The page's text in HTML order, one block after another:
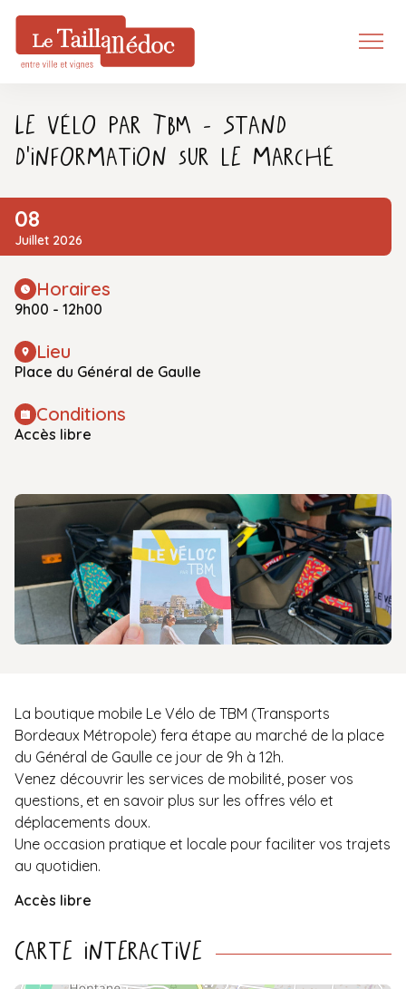
Le Vélo par TBM - Stand
d'information sur le marché
08
Juillet 2026
Horaires
9h00 - 12h00
Lieu
Place du Général de Gaulle
Conditions
Accès libre
La boutique mobile Le Vélo de TBM (Transports
Bordeaux Métropole) fera étape au marché de la place
du Général de Gaulle ce jour de 9h à 12h.
Venez découvrir les services de mobilité, poser vos
questions, et en savoir plus sur les offres vélo et
déplacements doux.
Une occasion pratique et locale pour faciliter vos trajets
au quotidien.
Accès libre
Carte interactive